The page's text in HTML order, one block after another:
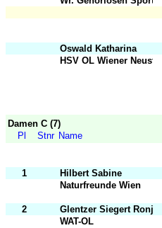
Oswald Katharina
HSV OL Wiener
Damen C (7)
Pl
Stnr Name
1 Hilbert Sabine
Naturfreunde Wien
2 Glentzer Siegert Ronja
WAT-OL